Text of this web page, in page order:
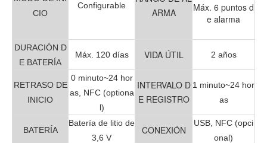
CIO
Configurable
ARMA
Máx. 6 puntos d
e alarma
DURACIÓN D
E BATERÍA
Máx. 120 días VIDA ÚTIL 2 años
RETRASO DE
INICIO
0 minuto~24 hor
as, NFC (optiona
l)
INTERVALO D
E REGISTRO
1 minuto~24 hor
as
BATERÍA
Batería de litio de
3,6 V
CONEXIÓN
USB, NFC (opci
onal)